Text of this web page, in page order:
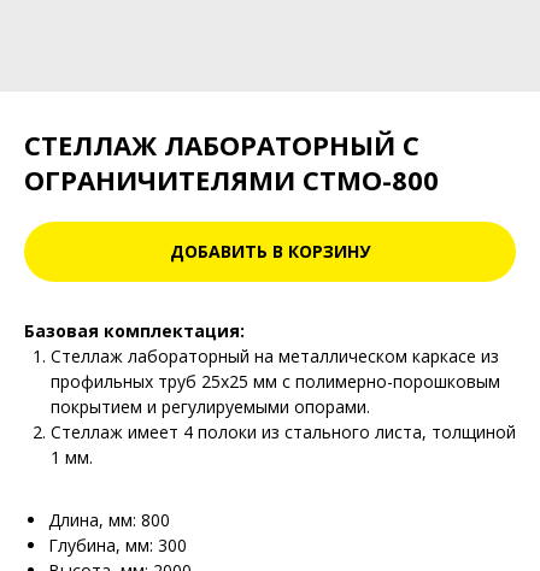
СТЕЛЛАЖ ЛАБОРАТОРНЫЙ С
ОГРАНИЧИТЕЛЯМИ СТМО-800
ДОБАВИТЬ В КОРЗИНУ
Базовая комплектация:
Стеллаж лабораторный на металлическом каркасе из
профильных труб 25х25 мм с полимерно-порошковым
покрытием и регулируемыми опорами.
Стеллаж имеет 4 полоки из стального листа, толщиной
1 мм.
Длина, мм: 800
Глубина, мм: 300